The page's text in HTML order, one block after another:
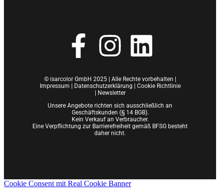
© isarcolor GmbH 2025 | Alle Rechte vorbehalten |
Impressum
Datenschutzerklärung | Cookie Richtlinie
Newsletter
Unsere Angebote richten sich ausschließlich an
Geschäftskunden (§ 14 BGB).
Kein Verkauf an Verbraucher.
Eine Verpflichtung zur Barrierefreiheit gemäß BFSG besteht
daher nicht.
Cookie Consent mit Real Cookie Banner